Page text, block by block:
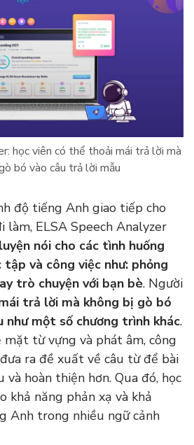
học viên có thể thoải mái trả lời mà
bó vào câu trả lời mẫu
độ tiếng Anh giao tiếp cho
làm, ELSA Speech Analyzer
nói cho các tình huống
và công việc như: phỏng
trò chuyện với bạn bè. Người
trả lời mà không bị gò bó
như một số chương trình khác.
mặt từ vựng và phát âm, công
ra đề xuất về câu từ để bài
và hoàn thiện hơn. Qua đó, học
khả năng phản xạ và khả
Anh trong nhiều ngữ cảnh